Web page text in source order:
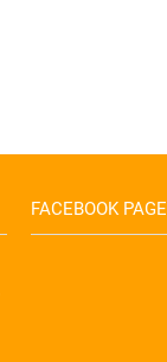
FACEBOOK PAGE